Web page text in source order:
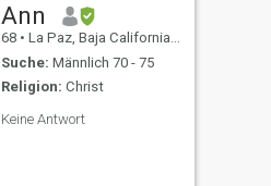
Ann
68 • La Paz, Baja California Sur, Mexiko
Suche: Männlich 70 - 75
Religion: Christ
Keine Antwort